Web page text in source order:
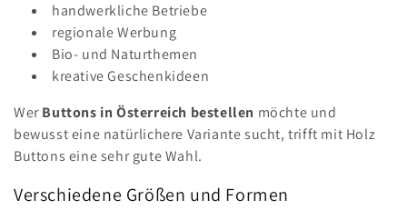
handwerkliche Betriebe
regionale Werbung
Bio- und Naturthemen
kreative Geschenkideen
WerButtons in Österreich bestellen möchte und
bewusst eine natürlichere Variante sucht, trifft mit Holz
Buttons eine sehr gute Wahl.
Verschiedene Größen und Formen